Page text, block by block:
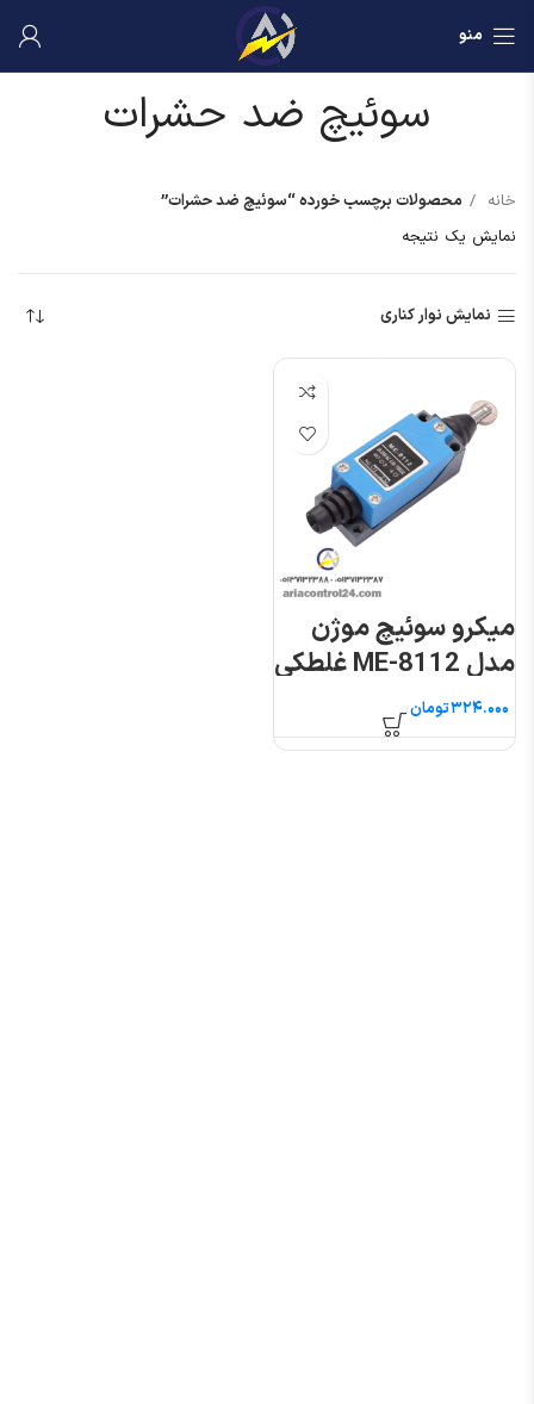
منو
سوئیچ ضد حشرات
خانه
محصولات برچسب خورده “سوئیچ ضد حشرات”
نمایش یک نتیجه
نمایش نوار کناری
میکرو سوئیچ موژن
مدل ME-8112 غلطکی
فشاریتومان